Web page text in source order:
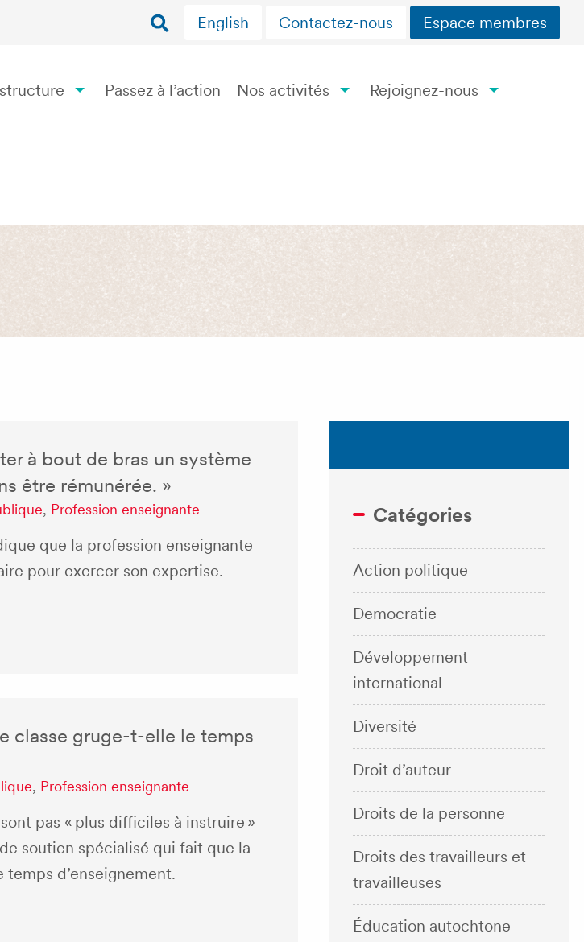
English Contactez-nous Espace membres
Passez à l’action Nos activités Rejoignez-nous
à bout de bras un système
être rémunérée. »
, Profession enseignante
que la profession enseignante
pour exercer son expertise.
classe gruge-t-elle le temps
, Profession enseignante
pas « plus difficiles à instruire »
de soutien spécialisé qui fait que la
d’enseignement.
Catégories
Action politique
Democratie
Développement
international
Diversité
Droit d’auteur
Droits de la personne
Droits des travailleurs et
travailleuses
Éducation autochtone